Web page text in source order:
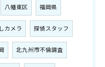
八幡東区 福岡県
カメラ 探偵スタッフ
北九州市不倫調査